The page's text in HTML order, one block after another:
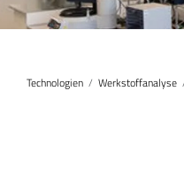
Technologien Werkstoffanalyse